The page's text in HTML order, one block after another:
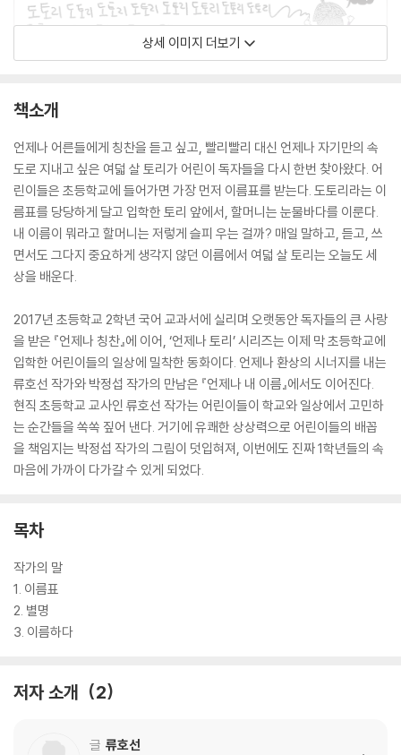
상세 이미지 더보기
책소개
언제나 어른들에게 칭찬을 듣고 싶고, 빨리빨리 대신 언제나 자기만의 속
도로 지내고 싶은 여덟 살 토리가 어린이 독자들을 다시 한번 찾아왔다. 어
린이들은 초등학교에 들어가면 가장 먼저 이름표를 받는다. 도토리라는 이
름표를 당당하게 달고 입학한 토리 앞에서, 할머니는 눈물바다를 이룬다.
내 이름이 뭐라고 할머니는 저렇게 슬피 우는 걸까? 매일 말하고, 듣고, 쓰
면서도 그다지 중요하게 생각지 않던 이름에서 여덟 살 토리는 오늘도 세
상을 배운다.
2017년 초등학교 2학년 국어 교과서에 실리며 오랫동안 독자들의 큰 사랑
을 받은 『언제나 칭찬』에 이어, ‘언제나 토리’ 시리즈는 이제 막 초등학교에
입학한 어린이들의 일상에 밀착한 동화이다. 언제나 환상의 시너지를 내는
류호선 작가와 박정섭 작가의 만남은 『언제나 내 이름』에서도 이어진다.
현직 초등학교 교사인 류호선 작가는 어린이들이 학교와 일상에서 고민하
는 순간들을 쏙쏙 짚어 낸다. 거기에 유쾌한 상상력으로 어린이들의 배꼽
을 책임지는 박정섭 작가의 그림이 덧입혀져, 이번에도 진짜 1학년들의 속
마음에 가까이 다가갈 수 있게 되었다.
목차
작가의 말
1. 이름표
2. 별명
3. 이름하다
저자 소개 2
글 류호선